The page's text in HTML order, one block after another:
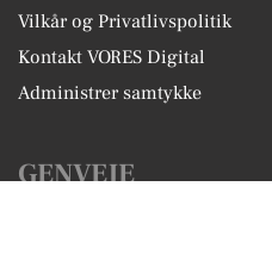
Vilkår og Privatlivspolitik
Kontakt VORES Digital
Administrer samtykke
GENVEJE